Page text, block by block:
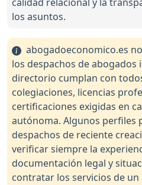
los asuntos.
abogadoeconomico.es
los despachos de abogados
directorio cumplan con
colegiaciones, licencias
certificaciones exigidas en
autónoma. Algunos perfiles
despachos de reciente
verificar siempre la
documentación legal y
contratar los servicios de un